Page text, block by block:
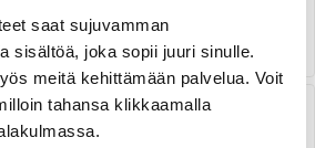
saat sujuvamman
sisältöä, joka sopii juuri sinulle.
meitä kehittämään palvelua. Voit
tahansa klikkaamalla
2025